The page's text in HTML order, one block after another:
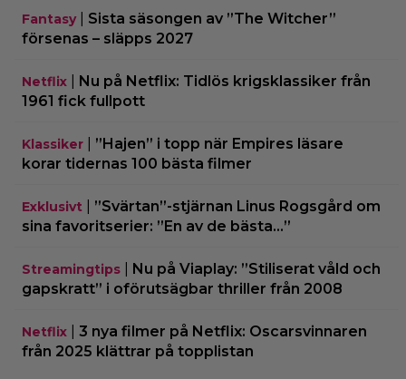
Fantasy| Sista säsongen av ”The Witcher”
försenas – släpps 2027
Netflix
Nu på Netflix: Tidlös krigsklassiker från
1961 fick fullpott
Klassiker
”Hajen” i topp när Empires läsare
korar tidernas 100 bästa filmer
Exklusivt
”Svärtan”-stjärnan Linus Rogsgård om
sina favoritserier: ”En av de bästa…”
Streamingtips
Nu på Viaplay: ”Stiliserat våld och
gapskratt” i oförutsägbar thriller från 2008
Netflix
3 nya filmer på Netflix: Oscarsvinnaren
från 2025 klättrar på topplistan